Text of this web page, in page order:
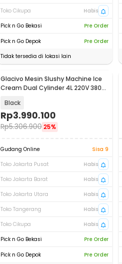
Toko Cikupa
Habis
Pick n Go Bekasi
Pre Order
Pick n Go Depok
Pre Order
Tidak tersedia di lokasi lain
Baru
Glacivo Mesin Slushy Machine Ice
Cream Dual Cylinder 4L 220V 380W
Black
Rp3.990.100
Rp5.306.900 25%
Gudang Online
Sisa 9
Toko Jakarta Pusat
Habis
Toko Jakarta Barat
Habis
Toko Jakarta Utara
Habis
Toko Tangerang
Habis
Toko Cikupa
Habis
Pick n Go Bekasi
Pre Order
Pick n Go Depok Pre Order